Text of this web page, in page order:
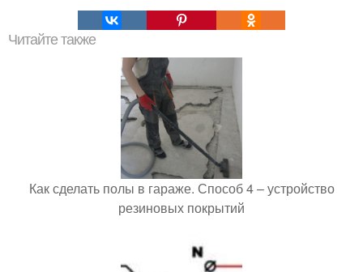
Читайте также
Как сделать полы в гараже. Способ 4 – устройство
резиновых покрытий